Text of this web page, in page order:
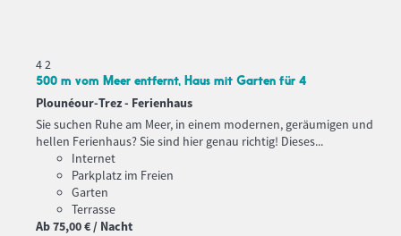
42
500 m vom Meer entfernt, Haus mit Garten für 4
Plounéour-Trez - Ferienhaus
Sie suchen Ruhe am Meer, in einem modernen, geräumigen und
hellen Ferienhaus? Sie sind hier genau richtig! Dieses...
Internet
Parkplatz im Freien
Garten
Terrasse
Ab75,00 €/ Nacht